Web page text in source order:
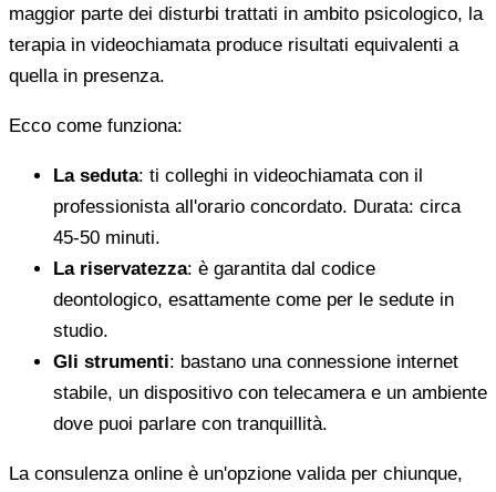
maggior parte dei disturbi trattati in ambito psicologico, la
terapia in videochiamata produce risultati equivalenti a
quella in presenza.
Ecco come funziona:
La seduta: ti colleghi in videochiamata con il
professionista all'orario concordato. Durata: circa
45-50 minuti.
La riservatezza: è garantita dal codice
deontologico, esattamente come per le sedute in
studio.
Gli strumenti: bastano una connessione internet
stabile, un dispositivo con telecamera e un ambiente
dove puoi parlare con tranquillità.
La consulenza online è un'opzione valida per chiunque,